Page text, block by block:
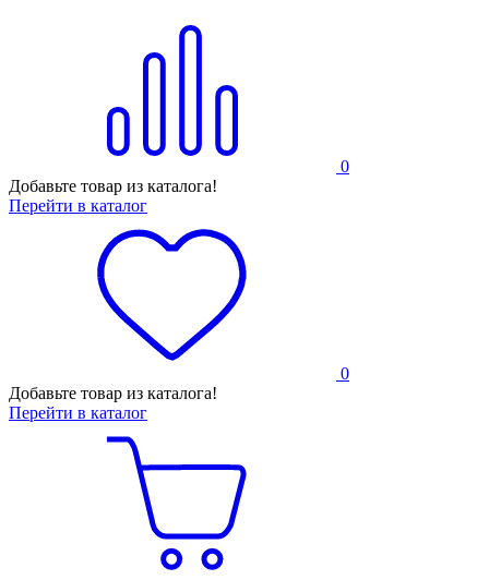
0
Добавьте товар из каталога!
Перейти в каталог
0
Добавьте товар из каталога!
Перейти в каталог